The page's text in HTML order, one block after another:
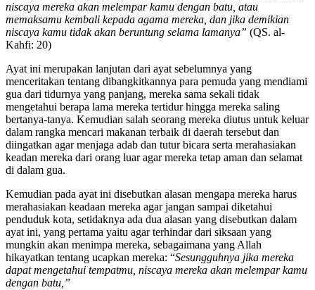
Artinya:“Sesungguhnya jika mereka dapat mengetahui tempatmu,
niscaya mereka akan melempar kamu dengan batu, atau
memaksamu kembali kepada agama mereka, dan jika demikian
niscaya kamu tidak akan beruntung selama lamanya
Ayat ini merupakan lanjutan dari ayat sebelumnya yang
menceritakan tentang dibangkitkannya para pemuda yang mendiami
gua dari tidurnya yang panjang, mereka sama sekali tidak
mengetahui berapa lama mereka tertidur hingga mereka saling
bertanya-tanya. Kemudian salah seorang mereka diutus untuk keluar
dalam rangka mencari makanan terbaik di daerah tersebut dan
diingatkan agar menjaga adab dan tutur bicara serta merahasiakan
keadan mereka dari orang luar agar mereka tetap aman dan selamat
Kemudian pada ayat ini disebutkan alasan mengapa mereka harus
merahasiakan keadaan mereka agar jangan sampai diketahui
penduduk kota, setidaknya ada dua alasan yang disebutkan dalam
ayat ini, yang pertama yaitu agar terhindar dari siksaan yang
mungkin akan menimpa mereka, sebagaimana yang Allah
hikayatkan tentang ucapkan mereka: “ Sesungguhnya jika mereka
dapat mengetahui tempatmu, niscaya mereka akan melempar kamu